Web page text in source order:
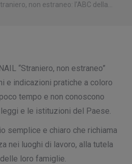
non estraneo: l’ABC della…
“Straniero, non estraneo”
e indicazioni pratiche a coloro
tempo e non conoscono
e le istituzioni del Paese.
semplice e chiaro che richiama
nei luoghi di lavoro, alla tutela
loro famiglie.